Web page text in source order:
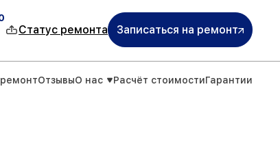
Статус ремонта Записаться на ремонт
ОтзывыО нас Расчёт стоимостиГарантии